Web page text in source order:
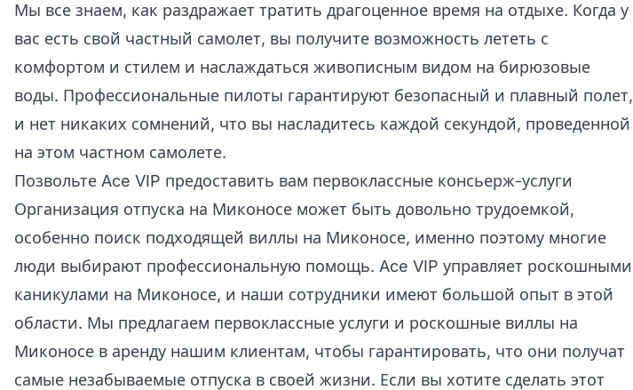
Мы все знаем, как раздражает тратить драгоценное время на отдыхе. Когда у
вас есть свой частный самолет, вы получите возможность лететь с
комфортом и стилем и наслаждаться живописным видом на бирюзовые
воды. Профессиональные пилоты гарантируют безопасный и плавный полет,
и нет никаких сомнений, что вы насладитесь каждой секундой, проведенной
на этом частном самолете.
Позвольте Ace VIP предоставить вам первоклассные консьерж-услуги
Организация отпуска на Миконосе может быть довольно трудоемкой,
особенно поиск подходящей виллы на Миконосе, именно поэтому многие
люди выбирают профессиональную помощь. Ace VIP управляет роскошными
каникулами на Миконосе, и наши сотрудники имеют большой опыт в этой
области. Мы предлагаем первоклассные услуги и роскошные виллы на
Миконосе в аренду нашим клиентам, чтобы гарантировать, что они получат
самые незабываемые отпуска в своей жизни. Если вы хотите сделать этот